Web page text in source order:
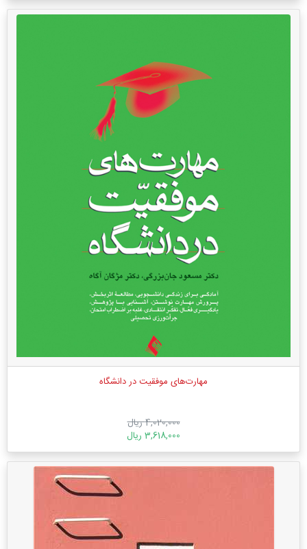
مهارت‌های موفقیت در دانشگاه
4,020,000 ریال
3,618,000 ریال